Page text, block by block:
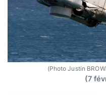
(Photo Justin
(7